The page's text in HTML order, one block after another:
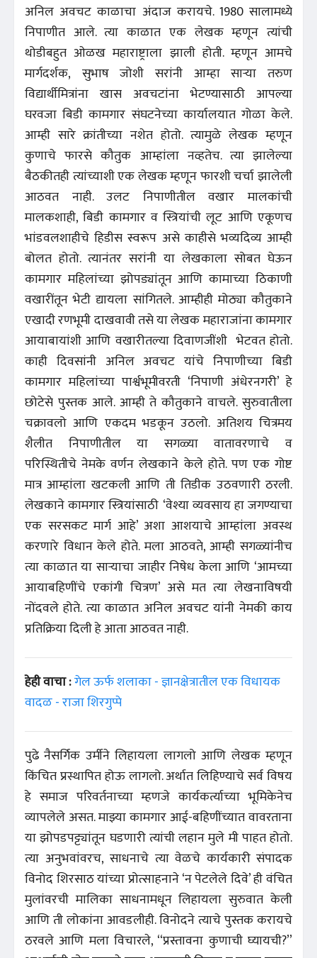
अनिल अवचट काळाचा अंदाज करायचे. 1980 सालामध्ये
निपाणीत आले. त्या काळात एक लेखक म्हणून त्यांची
थोडीबहुत ओळख महाराष्ट्राला झाली होती. म्हणून आमचे
मार्गदर्शक, सुभाष जोशी सरांनी आम्हा साऱ्या तरुण
विद्यार्थीमित्रांना खास अवचटांना भेटण्यासाठी आपल्या
घरवजा बिडी कामगार संघटनेच्या कार्यालयात गोळा केले.
आम्ही सारे क्रांतीच्या नशेत होतो. त्यामुळे लेखक म्हणून
कुणाचे फारसे कौतुक आम्हांला नव्हतेच. त्या झालेल्या
बैठकीतही त्यांच्याशी एक लेखक म्हणून फारशी चर्चा झालेली
आठवत नाही. उलट निपाणीतील वखार मालकांची
मालकशाही, बिडी कामगार व स्त्रियांची लूट आणि एकूणच
भांडवलशाहीचे हिडीस स्वरूप असे काहीसे भव्यदिव्य आम्ही
बोलत होतो. त्यानंतर सरांनी या लेखकाला सोबत घेऊन
कामगार महिलांच्या झोपड्यांतून आणि कामाच्या ठिकाणी
वखारींतून भेटी द्यायला सांगितले. आम्हीही मोठ्या कौतुकाने
एखादी रणभूमी दाखवावी तसे या लेखक महाराजांना कामगार
आयाबायांशी आणि वखारीतल्या दिवाणजींशी भेटवत होतो.
काही दिवसांनी अनिल अवचट यांचे निपाणीच्या बिडी
कामगार महिलांच्या पार्श्वभूमीवरती ‘निपाणी अंधेरनगरी’ हे
छोटेसे पुस्तक आले. आम्ही ते कौतुकाने वाचले. सुरुवातीला
चक्रावलो आणि एकदम भडकून उठलो. अतिशय चित्रमय
शैलीत निपाणीतील या सगळ्या वातावरणाचे व
परिस्थितीचे नेमके वर्णन लेखकाने केले होते. पण एक गोष्ट
मात्र आम्हांला खटकली आणि ती तिडीक उठवणारी ठरली.
लेखकाने कामगार स्त्रियांसाठी ‘वेश्या व्यवसाय हा जगण्याचा
एक सरसकट मार्ग आहे’ अशा आशयाचे आम्हांला अवस्थ
करणारे विधान केले होते. मला आठवते, आम्ही सगळ्यांनीच
त्या काळात या साऱ्याचा जाहीर निषेध केला आणि ‘आमच्या
आयाबहिणींचे एकांगी चित्रण’ असे मत त्या लेखनाविषयी
नोंदवले होते. त्या काळात अनिल अवचट यांनी नेमकी काय
प्रतिक्रिया दिली हे आता आठवत नाही.
हेही वाचा :गेल ऊर्फ शलाका - ज्ञानक्षेत्रातील एक विधायक
वादळ - राजा शिरगुप्पे
पुढे नैसर्गिक उर्मीने लिहायला लागलो आणि लेखक म्हणून
किंचित प्रस्थापित होऊ लागलो. अर्थात लिहिण्याचे सर्व विषय
हे समाज परिवर्तनाच्या म्हणजे कार्यकर्त्याच्या भूमिकेनेच
व्यापलेले असत. माझ्या कामगार आई-बहिणींच्यात वावरताना
या झोपडपट्ट्यांतून घडणारी त्यांची लहान मुले मी पाहत होतो.
त्या अनुभवांवरच, साधनाचे त्या वेळचे कार्यकारी संपादक
विनोद शिरसाठ यांच्या प्रोत्साहनाने ‘न पेटलेले दिवे’ ही वंचित
मुलांवरची मालिका साधनामधून लिहायला सुरुवात केली
आणि ती लोकांना आवडलीही. विनोदने त्याचे पुस्तक करायचे
ठरवले आणि मला विचारले, ‘‘प्रस्तावना कुणाची घ्यायची?’’